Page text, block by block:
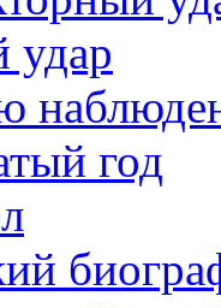
удар
год